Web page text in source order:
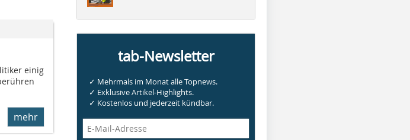
einig
mehr
tab-Newsletter
✓ Mehrmals im Monat alle Topnews.
✓ Exklusive Artikel-Highlights.
✓ Kostenlos und jederzeit kündbar.